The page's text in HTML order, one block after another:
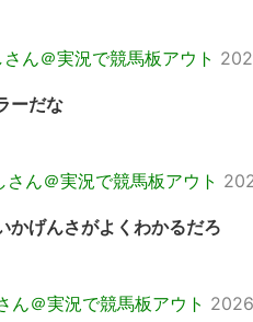
ん＠実況で競馬板アウト
ーだな
さん＠実況で競馬板アウト
かげんさがよくわかるだろ
ん＠実況で競馬板アウト